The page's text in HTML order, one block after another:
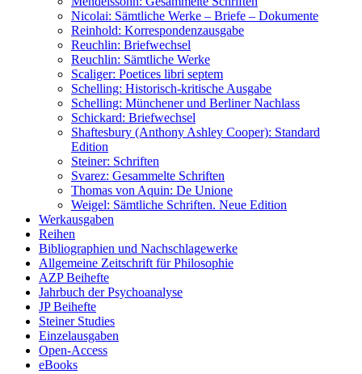
Nicolai: Sämtliche Werke – Briefe – Dokumente
Reinhold: Korrespondenzausgabe
Reuchlin: Briefwechsel
Reuchlin: Sämtliche Werke
Scaliger: Poetices libri septem
Schelling: Historisch-kritische Ausgabe
Schelling: Münchener und Berliner Nachlass
Schickard: Briefwechsel
Shaftesbury (Anthony Ashley Cooper): Standard
Edition
Steiner: Schriften
Svarez: Gesammelte Schriften
Thomas von Aquin: De Unione
Weigel: Sämtliche Schriften. Neue Edition
Werkausgaben
Reihen
Bibliographien und Nachschlagewerke
Allgemeine Zeitschrift für Philosophie
AZP Beihefte
Jahrbuch der Psychoanalyse
JP Beihefte
Steiner Studies
Einzelausgaben
Open-Access
eBooks